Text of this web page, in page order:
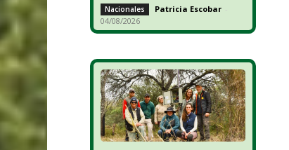
Nacionales Patricia Escobar -
04/08/2026